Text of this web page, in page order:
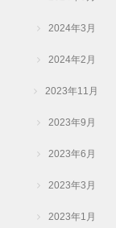
2024年3月
2024年2月
2023年11月
2023年9月
2023年6月
2023年3月
2023年1月